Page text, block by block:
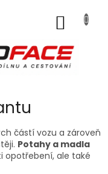
částí vozu a zároveň
Potahy a madla
opotřebení, ale také